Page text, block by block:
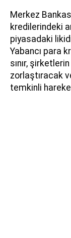
Merkez
kredilerindeki
piyasadaki
Yabancı para
sınır,
zorlaştıracak
temkinli